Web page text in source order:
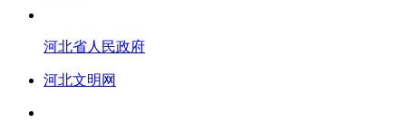
河北省人民政府
河北文明网